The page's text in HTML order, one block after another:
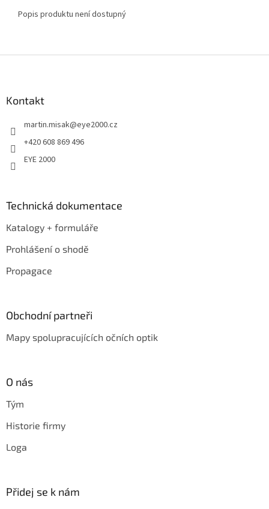
Popis produktu není dostupný
Kontakt
martin.misak@eye2000.cz
+420 608 869 496
EYE 2000
Technická dokumentace
Katalogy + formuláře
Prohlášení o shodě
Propagace
Obchodní partneři
Mapy spolupracujících očních optik
O nás
Tým
Historie firmy
Loga
Přidej se k nám